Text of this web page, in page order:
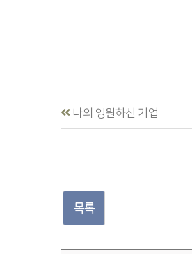
나의 영원하신 기업
목록